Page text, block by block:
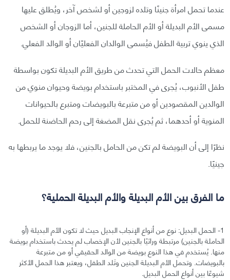
عندما تحمل امرأة جنينًا وتلده لزوجين أو لشخص آخر، ويُطلق عليها
مسمى الأم البديلة أو الأم الحاملة للجنين، أما الزوجان أو الشخص
الذي ينوي تربية الطفل فيُسمى الوالدان الفعليّان أو الوالد الفعلي.
معظم حالات الحمل التي تحدث من طريق الأم البديلة تكون بواسطة
طفل الأنبوب، يُجرى في المختبر باستخدام بويضة وحيوان منوي من
الوالدين المقصودين أو من متبرعة بالبويضات ومتبرع بالحيوانات
المنوية أو أحدهما، ثم يُجرى نقل المضغة إلى رحم الحاضنة للحمل.
نظرًا إلى أن البويضة لم تكن من الحامل بالجنين، فلا يوجد ما يربطها به
جينيًا.
ما الفرق بين الأم البديلة والأم البديلة الحملية؟
1- الحمل البديل: نوع من أنواع الإنجاب البديل حيث لا تكون الأم البديلة (أو
الحاملة بالجنين) مرتبطة وراثيًا بالجنين لأن الإخصاب لم يحدث باستخدام بويضة
منها. يُستخدم في هذا النوع بويضة من الوالد الحقيقي أو من متبرعة
بالبويضات. وتحمل الأم البديلة الجنين وتَلد الطفل، ويعتبر هذا الحمل الأكثر
شيوعًا بين أنواع الحمل البديل.